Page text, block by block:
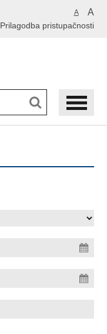
A A
Prilagodba pristupačnosti